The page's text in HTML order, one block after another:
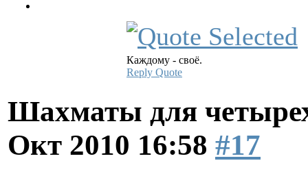
Каждому - своё.
Reply Quote
Шахматы для
Окт 2010 16:58 #17